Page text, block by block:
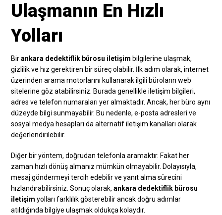
Ulaşmanın En Hızlı
Yolları
Birankara dedektiflik bürosu iletişim bilgilerine ulaşmak,
gizlilik ve hız gerektiren bir süreç olabilir. İlk adım olarak, internet
üzerinden arama motorlarını kullanarak ilgili büroların web
sitelerine göz atabilirsiniz. Burada genellikle iletişim bilgileri,
adres ve telefon numaraları yer almaktadır. Ancak, her büro aynı
düzeyde bilgi sunmayabilir. Bu nedenle, e-posta adresleri ve
sosyal medya hesapları da alternatif iletişim kanalları olarak
değerlendirilebilir.
Diğer bir yöntem, doğrudan telefonla aramaktır. Fakat her
zaman hızlı dönüş almanız mümkün olmayabilir. Dolayısıyla,
mesaj göndermeyi tercih edebilir ve yanıt alma sürecini
hızlandırabilirsiniz. Sonuç olarak,ankara dedektiflik bürosu
iletişim yolları farklılık gösterebilir ancak doğru adımlar
atıldığında bilgiye ulaşmak oldukça kolaydır.